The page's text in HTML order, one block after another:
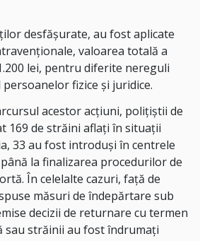
desfășurate, au fost aplicate
valoarea totală a
lei, pentru diferite nereguli
fizice și juridice.
acestor acțiuni, polițiștii de
169 de străini aflați în situații
33 au fost introduși în centrele
la finalizarea procedurilor de
În celelalte cazuri, față de
măsuri de îndepărtare sub
decizii de returnare cu termen
sau străinii au fost îndrumați